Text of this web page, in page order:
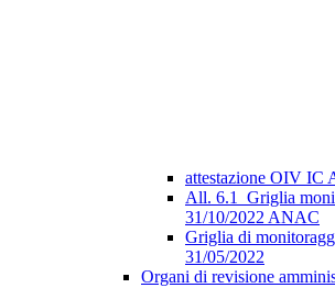
attestazione OIV IC
All. 6.1_Griglia
31/10/2022 ANAC
Griglia di
31/05/2022
Organi di revisione